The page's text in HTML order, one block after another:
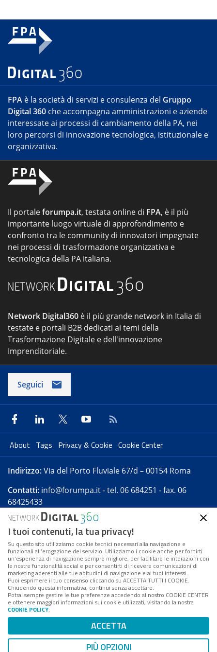
FPA è la società di servizi e consulenza del Gruppo
Digital 360 che accompagna amministrazioni e aziende
interessate ai processi di cambiamento della PA, nei
loro percorsi di innovazione tecnologica, istituzionale e
organizzativa.
Il portaleforumpa.it, testata online di FPA, è il più
importante luogo virtuale di approfondimento e
confronto tra le community di innovatori impegnate
nei processi di trasformazione organizzativa e
tecnologica della PA italiana.
Network Digital360 è il più grande network in Italia di
testate e portali B2B dedicati ai temi della
Trasformazione Digitale e dell'innovazione
Imprenditoriale.
Seguici
About Tags Privacy & Cookie Cookie Center
Indirizzo:Via del Porto Fluviale 67/d – 00154 Roma
Contatti: info@forumpa.it- tel. 06 684251 - fax. 06
68425433
Forumpa.itè una pubblicazione telematica iscritta
presso Registro della stampa del Tribunale di Roma -
Reg. n. 182 del 2 maggio 2008 - Direttore resp. Michela
Stentella
FPA s.r.l. è società soggetta a Direzione e
Coordinamento da parte di Digital360 S.p.A. - FPA s.r.l.
è un'azienda certificata per il sistema di management
Codice Fiscale/Partita IVA n. 10693191008 - R.E.A. Roma
n. 1249791. ISP AWS
Mappa del sito
I tuoi contenuti, la tua privacy!
Su questo sito utilizziamo cookie tecnici necessari alla navigazione e
funzionali all’erogazione del servizio. Utilizziamo i cookie anche per fornirti
un’esperienza di navigazione sempre migliore, per facilitare le interazioni con
le nostre funzionalità social e per consentirti di ricevere comunicazioni di
marketing aderenti alle tue abitudini di navigazione e ai tuoi interessi.
Puoi esprimere il tuo consenso cliccando su ACCETTA TUTTI I COOKIE.
Chiudendo questa informativa, continui senza accettare.
Potrai sempre gestire le tue preferenze accedendo al nostro COOKIE CENTER
e ottenere maggiori informazioni sui cookie utilizzati, visitando la nostra
COOKIE POLICY.
ACCETTA
PIÙ OPZIONI